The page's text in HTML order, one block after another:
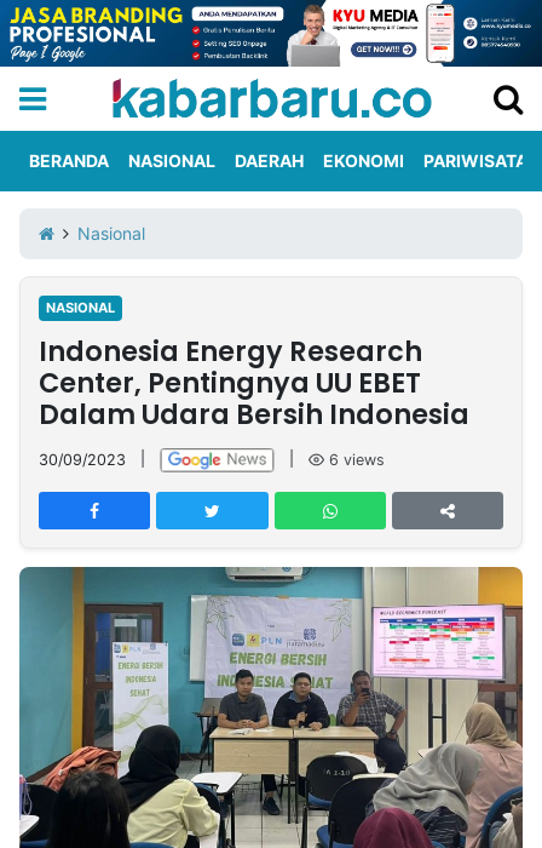
Iklan
Berita
Kami
Nasional
International
Olahraga
Entertainment
Daerah
Pariwisata
Kuliner
Kolom
Network
PT
TREETAN
INDONESIA
Dinamikapost.com
Seedbacklink
Follow
Kabarbaru
BERANDA NASIONAL DAERAH EKONOMI PARIWISATA
Nasional
NASIONAL
Indonesia Energy Research
Center, Pentingnya UU EBET
Dalam Udara Bersih Indonesia
30/09/2023 6 views